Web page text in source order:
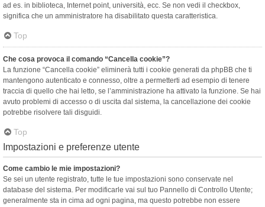
ad es. in biblioteca, Internet point, università, ecc. Se non vedi il checkbox,
significa che un amministratore ha disabilitato questa caratteristica.
Top
Che cosa provoca il comando “Cancella cookie”?
La funzione “Cancella cookie” eliminerà tutti i cookie generati da phpBB che ti
mantengono autenticato e connesso, oltre a permetterti ad esempio di tenere
traccia di quello che hai letto, se l’amministrazione ha attivato la funzione. Se hai
avuto problemi di accesso o di uscita dal sistema, la cancellazione dei cookie
potrebbe risolvere tali disguidi.
Top
Impostazioni e preferenze utente
Come cambio le mie impostazioni?
Se sei un utente registrato, tutte le tue impostazioni sono conservate nel
database del sistema. Per modificarle vai sul tuo Pannello di Controllo Utente;
generalmente sta in cima ad ogni pagina, ma questo potrebbe non essere